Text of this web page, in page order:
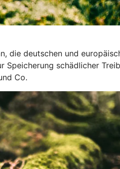
die deutschen und
Speicherung schädlicher
Co.